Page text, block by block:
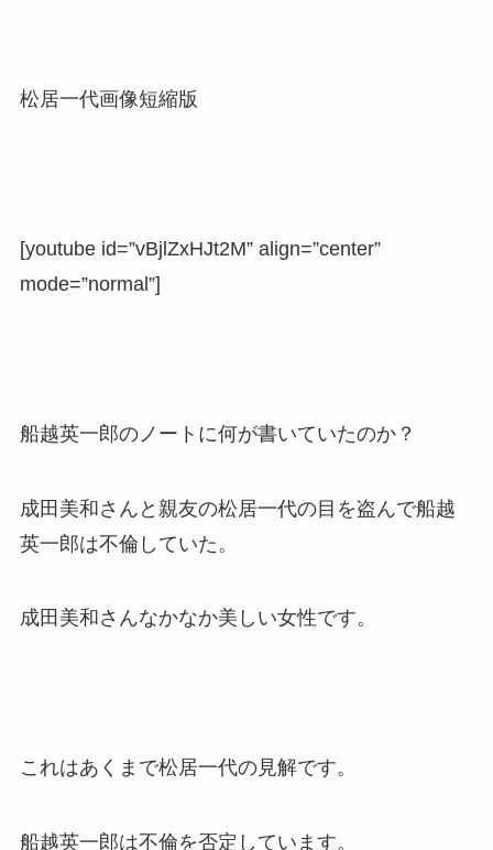
松居一代画像短縮版
[youtube id=”vBjlZxHJt2M” align=”center”
mode=”normal”]
船越英一郎のノートに何が書いていたのか？
成田美和さんと親友の松居一代の目を盗んで船越
英一郎は不倫していた。
成田美和さんなかなか美しい女性です。
これはあくまで松居一代の見解です。
船越英一郎は不倫を否定しています。